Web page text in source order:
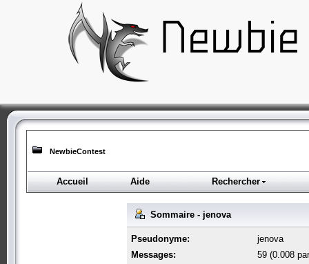
NewbieContest
Accueil Aide Rechercher
Sommaire - jenova
Pseudonyme:
jenova
Messages:
59 (0.008